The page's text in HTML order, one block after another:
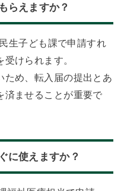
らえますか？
生子ども課で申請すれ
けられます。
ため、転入届の提出とあ
済ませることが重要で
に使えますか？